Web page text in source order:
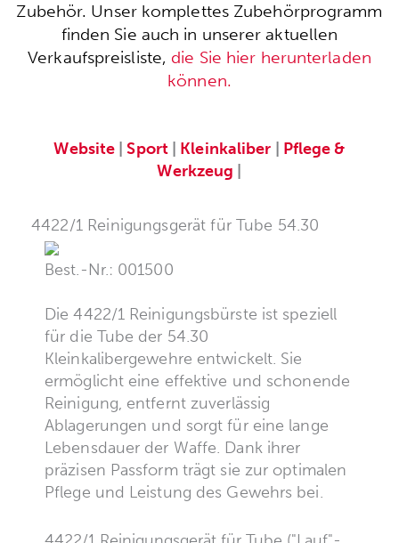
Zubehör. Unser komplettes Zubehörprogramm
finden Sie auch in unserer aktuellen
Verkaufspreisliste, die Sie hier herunterladen
können.
Website |Sport| Kleinkaliber
Pflege &
Werkzeug
4422/1 Reinigungsgerät für Tube 54.30
Best.-Nr.: 001500
Die 4422/1 Reinigungsbürste ist speziell
für die Tube der 54.30
Kleinkalibergewehre entwickelt. Sie
ermöglicht eine effektive und schonende
Reinigung, entfernt zuverlässig
Ablagerungen und sorgt für eine lange
Lebensdauer der Waffe. Dank ihrer
präzisen Passform trägt sie zur optimalen
Pflege und Leistung des Gewehrs bei.